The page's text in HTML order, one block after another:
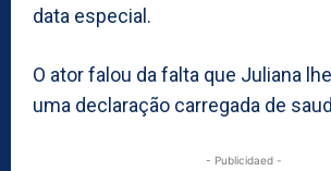
data especial.
O ator falou da falta que Juliana
uma declaração carregada de
- Publicidaed -